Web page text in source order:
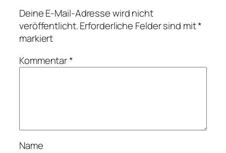
Deine E-Mail-Adresse wird nicht
veröffentlicht.Erforderliche Felder sind mit*
markiert
Kommentar*
Name